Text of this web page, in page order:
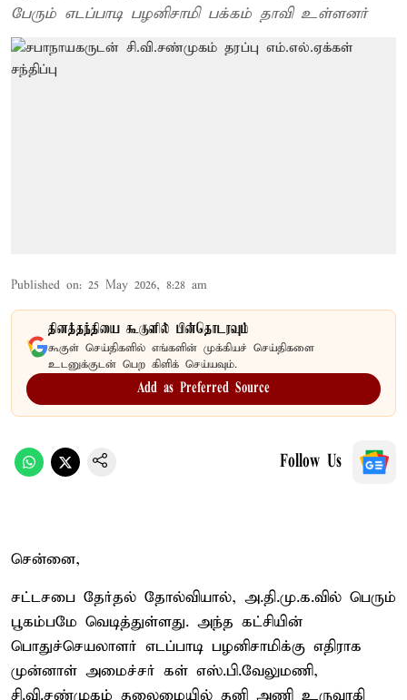
பேரும் எடப்பாடி பழனிசாமி பக்கம் தாவி உள்ளனர்
Published on: 25 May 2026, 8:28 am
தினத்தந்தியை கூகுளில் பின்தொடரவும்
கூகுள் செய்திகளில் எங்களின் முக்கியச் செய்திகளை
உடனுக்குடன் பெற கிளிக் செய்யவும்.
Add as Preferred Source
Follow Us
சென்னை,
சட்டசபை தேர்தல் தோல்வியால், அ.தி.மு.க.வில் பெரும்
பூகம்பமே வெடித்துள்ளது. அந்த கட்சியின்
பொதுச்செயலாளர் எடப்பாடி பழனிசாமிக்கு எதிராக
முன்னாள் அமைச்சர் கள் எஸ்.பி.வேலுமணி,
சி.வி.சண்முகம் தலைமையில் தனி அணி உருவாகி